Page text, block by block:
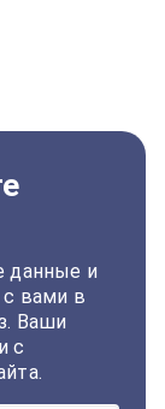
данные и
вами в
Ваши
с